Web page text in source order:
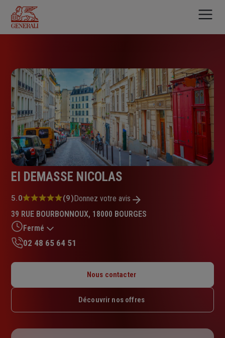
contenu
principal
EI DEMASSE NICOLAS
Note
5.0
sur
5
étoiles
5.0 (9)Donnez votre avis
39 RUE BOURBONNOUX, 18000 BOURGES
Fermé
Mardi : 09h – 12h / 14h – 18h
Jeudi : 09h – 12h / 14h – 18h
Dimanche : Fermé
02 48 65 64 51
Nous contacter
Découvrir nos offres